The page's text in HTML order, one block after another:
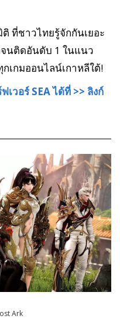
ที่ชาวไทยรู้จักกันเยอะ
นติดอันดับ 1 ในแนว
เกมออนไลน์เกาหลีใต้!
เวอร์ SEA ได้ที่ >> ลิงก์
Ark